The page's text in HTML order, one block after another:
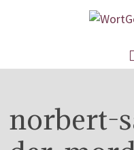
norbert-